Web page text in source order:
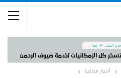
أخبار محلية